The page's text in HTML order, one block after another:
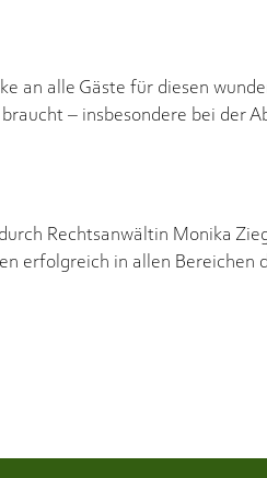
an alle Gäste für diesen
– insbesondere bei der
Rechtsanwältin Monika
erfolgreich in allen Bereichen